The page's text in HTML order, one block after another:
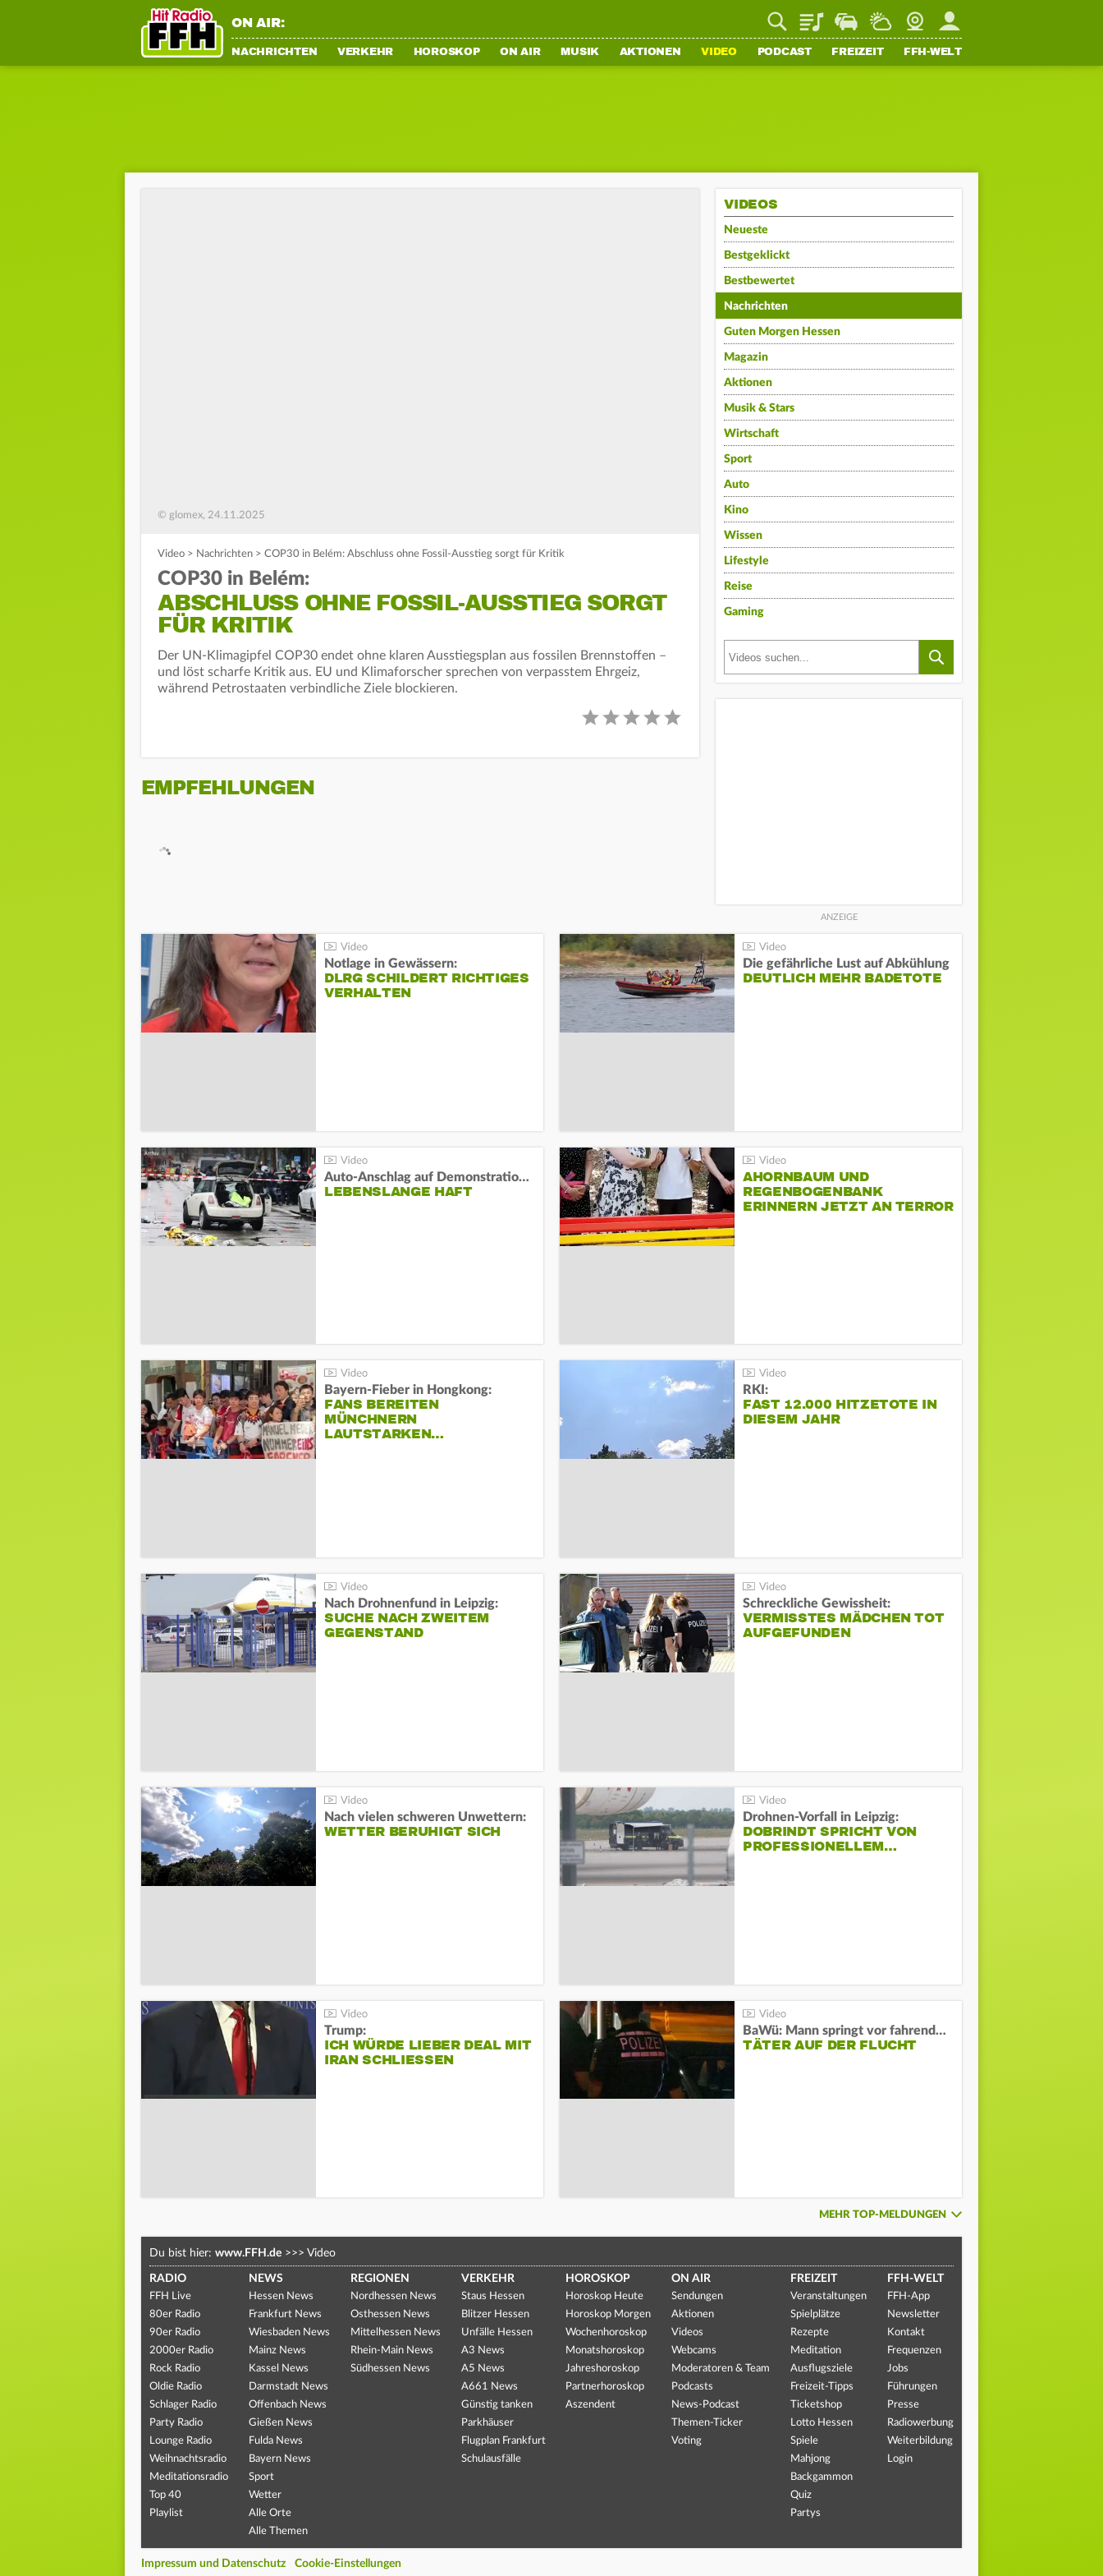
ON AIR: PlaylistStaupilotWetterWebcamMein FFH
NACHRICHTEN VERKEHR HOROSKOP ON AIR MUSIK AKTIONEN VIDEO PODCAST FREIZEIT FFH-WELT
© glomex, 24.11.2025
Video > Nachrichten > COP30 in Belém: Abschluss ohne Fossil-Ausstieg sorgt für Kritik
COP30 in Belém:
ABSCHLUSS OHNE FOSSIL-AUSSTIEG SORGT
FÜR KRITIK
Der UN-Klimagipfel COP30 endet ohne klaren Ausstiegsplan aus fossilen Brennstoffen –
und löst scharfe Kritik aus. EU und Klimaforscher sprechen von verpasstem Ehrgeiz,
während Petrostaaten verbindliche Ziele blockieren.
EMPFEHLUNGEN
VIDEOS
Neueste
Bestgeklickt
Bestbewertet
Nachrichten
Guten Morgen Hessen
Magazin
Aktionen
Musik & Stars
Wirtschaft
Sport
Auto
Kino
Wissen
Lifestyle
Reise
Gaming
Notlage in Gewässern:
DLRG SCHILDERT RICHTIGES
VERHALTEN
Die gefährliche Lust auf Abkühlung
DEUTLICH MEHR BADETOTE
Auto-Anschlag auf Demonstration in München:
LEBENSLANGE HAFT
AHORNBAUM UND
REGENBOGENBANK
ERINNERN JETZT AN TERROR
Bayern-Fieber in Hongkong:
FANS BEREITEN
MÜNCHNERN
LAUTSTARKEN…
RKI:
FAST 12.000 HITZETOTE IN
DIESEM JAHR
Nach Drohnenfund in Leipzig:
SUCHE NACH ZWEITEM
GEGENSTAND
Schreckliche Gewissheit:
VERMISSTES MÄDCHEN TOT
AUFGEFUNDEN
Nach vielen schweren Unwettern:
WETTER BERUHIGT SICH
Drohnen-Vorfall in Leipzig:
DOBRINDT SPRICHT VON
PROFESSIONELLEM…
Trump:
ICH WÜRDE LIEBER DEAL MIT
IRAN SCHLIESSEN
BaWü: Mann springt vor fahrendes Auto und schießt
TÄTER AUF DER FLUCHT
MEHR TOP-MELDUNGEN
Du bist hier: www.FFH.de >>> Video
RADIO
FFH Live
80er Radio
90er Radio
2000er Radio
Rock Radio
Oldie Radio
Schlager Radio
Party Radio
Lounge Radio
Weihnachtsradio
Meditationsradio
Top 40
Playlist
NEWS
Hessen News
Frankfurt News
Wiesbaden News
Mainz News
Kassel News
Darmstadt News
Offenbach News
Gießen News
Fulda News
Bayern News
Sport
Wetter
Alle Orte
Alle Themen
REGIONEN
Nordhessen News
Osthessen News
Mittelhessen News
Rhein-Main News
Südhessen News
VERKEHR
Staus Hessen
Blitzer Hessen
Unfälle Hessen
A3 News
A5 News
A661 News
Günstig tanken
Parkhäuser
Flugplan Frankfurt
Schulausfälle
HOROSKOP
Horoskop Heute
Horoskop Morgen
Wochenhoroskop
Monatshoroskop
Jahreshoroskop
Partnerhoroskop
Aszendent
ON AIR
Sendungen
Aktionen
Videos
Webcams
Moderatoren & Team
Podcasts
News-Podcast
Themen-Ticker
Voting
FREIZEIT
Veranstaltungen
Spielplätze
Rezepte
Meditation
Ausflugsziele
Freizeit-Tipps
Ticketshop
Lotto Hessen
Spiele
Mahjong
Backgammon
Quiz
Partys
FFH-WELT
FFH-App
Newsletter
Kontakt
Frequenzen
Jobs
Führungen
Presse
Radiowerbung
Weiterbildung
Login
Impressum und Datenschutz Cookie-Einstellungen